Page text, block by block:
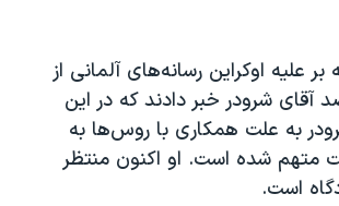
علیه اوکراین رسانه‌‌های آلمانی از
آقای شرودر خبر دادند که در این
به علت همکاری با روس‌ها به
متهم شده‌ است. او اکنون منتظر
است.